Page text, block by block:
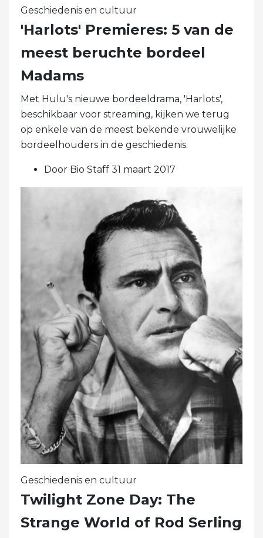
Geschiedenis en cultuur
'Harlots' Premieres: 5 van de
meest beruchte bordeel
Madams
Met Hulu's nieuwe bordeeldrama, 'Harlots',
beschikbaar voor streaming, kijken we terug
op enkele van de meest bekende vrouwelijke
bordeelhouders in de geschiedenis.
Door Bio Staff 31 maart 2017
Geschiedenis en cultuur
Twilight Zone Day: The
Strange World of Rod Serling